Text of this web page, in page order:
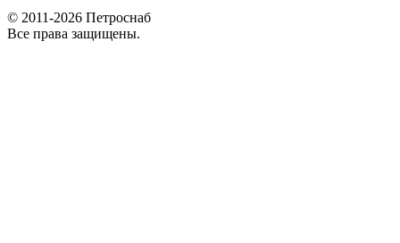
© 2011-2026 Петроснаб
Все права защищены.